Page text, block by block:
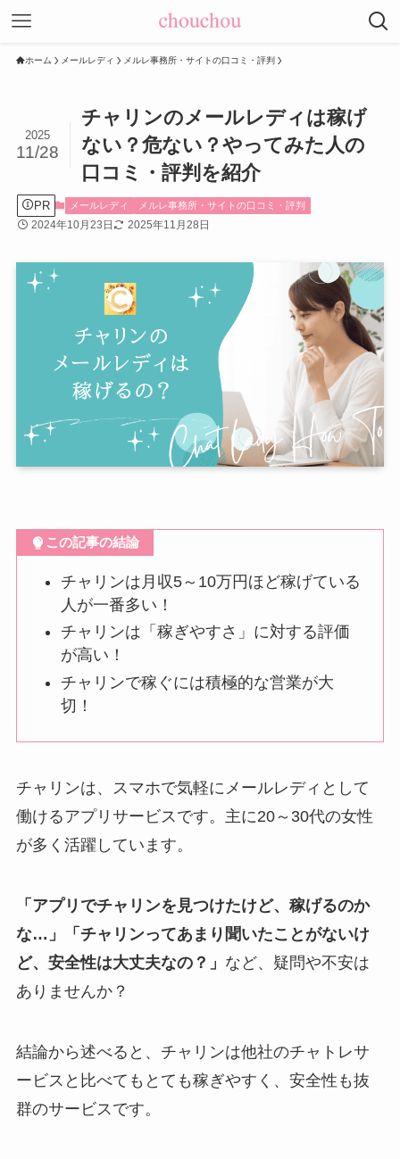
ホーム メールレディ メルレ事務所・サイトの口コミ・評判
チャリンのメールレディは稼げ
ない？危ない？やってみた人の
口コミ・評判を紹介
2025
11/28
PR メールレディ メルレ事務所・サイトの口コミ・評判
2024年10月23日 2025年11月28日
この記事の結論
チャリンは月収5～10万円ほど稼げている
人が一番多い！
チャリンは「稼ぎやすさ」に対する評価
が高い！
チャリンで稼ぐには積極的な営業が大
切！
チャリンは、スマホで気軽にメールレディとして
働けるアプリサービスです。主に20～30代の女性
が多く活躍しています。
「アプリでチャリンを見つけたけど、稼げるのか
な…」「チャリンってあまり聞いたことがないけ
ど、安全性は大丈夫なの？」 など、疑問や不安は
ありませんか？
結論から述べると、チャリンは他社のチャトレサ
ービスと比べてもとても稼ぎやすく、安全性も抜
群のサービスです。